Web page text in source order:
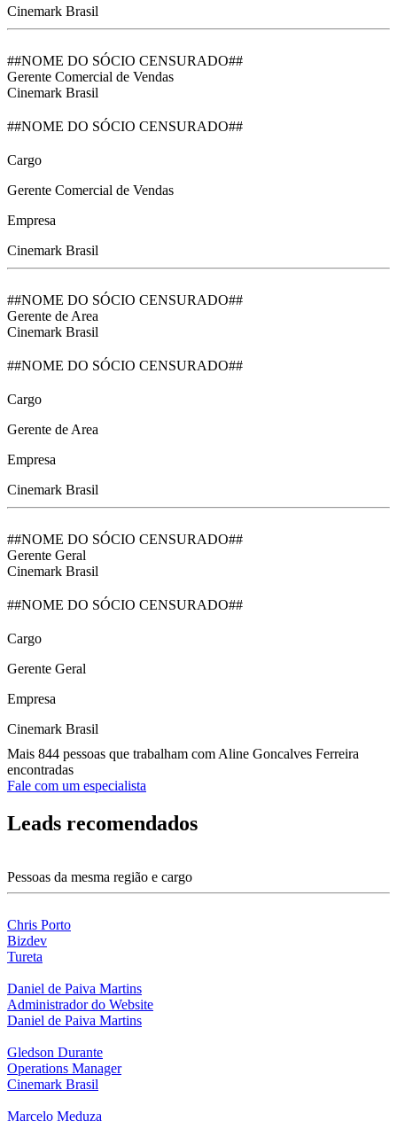
Cinemark Brasil
##NOME DO SÓCIO CENSURADO##
Gerente Comercial de Vendas
Cinemark Brasil
##NOME DO SÓCIO CENSURADO##
Cargo
Gerente Comercial de Vendas
Empresa
Cinemark Brasil
##NOME DO SÓCIO CENSURADO##
Gerente de Area
Cinemark Brasil
##NOME DO SÓCIO CENSURADO##
Cargo
Gerente de Area
Empresa
Cinemark Brasil
##NOME DO SÓCIO CENSURADO##
Gerente Geral
Cinemark Brasil
##NOME DO SÓCIO CENSURADO##
Cargo
Gerente Geral
Empresa
Cinemark Brasil
Mais 844 pessoas que trabalham com Aline Goncalves Ferreira
encontradas
Fale com um especialista
Leads recomendados
Pessoas da mesma região e cargo
Chris Porto
Bizdev
Tureta
Daniel de Paiva Martins
Administrador do Website
Daniel de Paiva Martins
Gledson Durante
Operations Manager
Cinemark Brasil
Marcelo Meduza